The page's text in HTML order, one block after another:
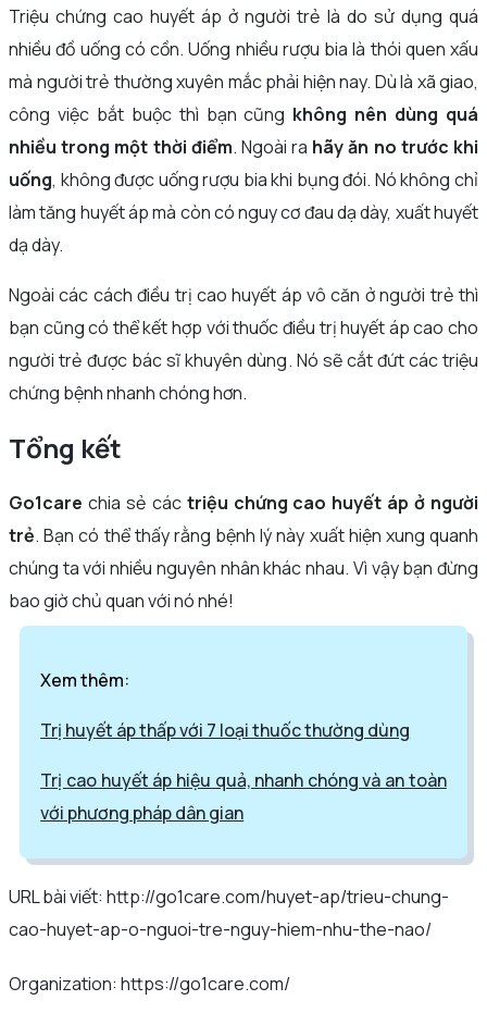
Triệu chứng cao huyết áp ở người trẻ là do sử dụng quá
nhiều đồ uống có cồn. Uống nhiều rượu bia là thói quen xấu
mà người trẻ thường xuyên mắc phải hiện nay. Dù là xã giao,
công việc bắt buộc thì bạn cũng không nên dùng quá
nhiều trong một thời điểm. Ngoài ra hãy ăn no trước khi
uống, không được uống rượu bia khi bụng đói. Nó không chỉ
làm tăng huyết áp mà còn có nguy cơ đau dạ dày, xuất huyết
dạ dày.
Ngoài các cách điều trị cao huyết áp vô căn ở người trẻ thì
bạn cũng có thể kết hợp với thuốc điều trị huyết áp cao cho
người trẻ được bác sĩ khuyên dùng. Nó sẽ cắt đứt các triệu
chứng bệnh nhanh chóng hơn.
Tổng kết
Go1care chia sẻ các triệu chứng cao huyết áp ở người
trẻ. Bạn có thể thấy rằng bệnh lý này xuất hiện xung quanh
chúng ta với nhiều nguyên nhân khác nhau. Vì vậy bạn đừng
bao giờ chủ quan với nó nhé!
Xem thêm:
Trị huyết áp thấp với 7 loại thuốc thường dùng
Trị cao huyết áp hiệu quả, nhanh chóng và an toàn
với phương pháp dân gian
URL bài viết: http://go1care.com/huyet-ap/trieu-chung-
cao-huyet-ap-o-nguoi-tre-nguy-hiem-nhu-the-nao/
Organization: https://go1care.com/